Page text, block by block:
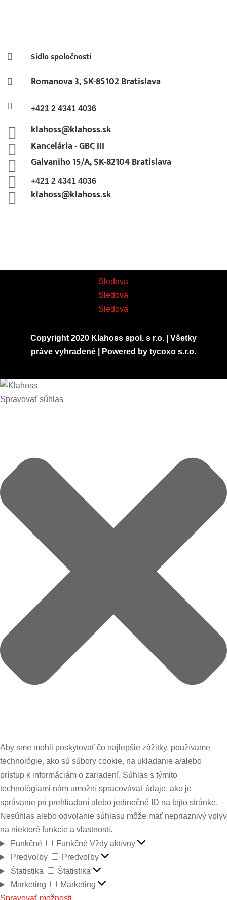
 Sídlo spoločnosti
 Romanova 3, SK-85102 Bratislava
 +421 2 4341 4036
 klahoss@klahoss.sk
 Kancelária - GBC III
 Galvaniho 15/A, SK-82104 Bratislava
 +421 2 4341 4036
 klahoss@klahoss.sk
Sledova
Sledova
Sledova
Copyright 2020 Klahoss spol. s r.o. | Všetky
práve vyhradené | Powered by tycoxo s.r.o.
Spravovať súhlas
Aby sme mohli poskytovať čo najlepšie zážitky, používame
technológie, ako sú súbory cookie, na ukladanie a/alebo
prístup k informáciám o zariadení. Súhlas s týmito
technológiami nám umožní spracovávať údaje, ako je
správanie pri prehliadaní alebo jedinečné ID na tejto stránke.
Nesúhlas alebo odvolanie súhlasu môže mať nepriaznivý vplyv
na niektoré funkcie a vlastnosti.
Funkčné
Funkčné Vždy aktívny
Predvoľby
Predvoľby
Štatistika
Štatistika
Marketing
Marketing